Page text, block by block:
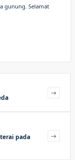
gunung. Selamat
pada